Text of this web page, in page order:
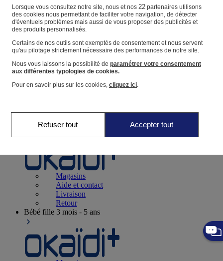
Magasin
Vos informations personnelles
Suivre une commande
Panier
Favoris
Naissance0-12 mois
Magasins
Aide et contact
Livraison
Retour
Bébé fille 3 mois - 5 ans
Lorsque vous consultez notre site, nous et nos 22partenaires utilisons
des cookies nous permettant de faciliter votre navigation, de détecter
d'éventuels problèmes mais aussi de vous proposer des publicités et
des produits personnalisés.
Certains de nos outils sont exemptés de consentement et nous servent
qu'au pilotage strictement nécessaire des performances de notre site.
Nous vous laissons la possibilité de paramétrer votre consentement
aux différentes typologies de cookies.
Pour en savoir plus sur les cookies, cliquez ici.
Refuser tout Accepter tout